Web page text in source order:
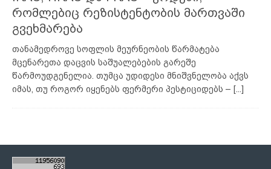
რომლებიც რეზისტენტობის მართვაში
გვეხმარება
თანამედროვე სოფლის მეურნეობის წარმატება
მცენარეთა დაცვის საშუალებების გარეშე
წარმოუდგენელია. თუმცა უდიდესი მნიშვნელობა აქვს
იმას, თუ როგორ იყენებს ფერმერი პესტიციდებს – [...]